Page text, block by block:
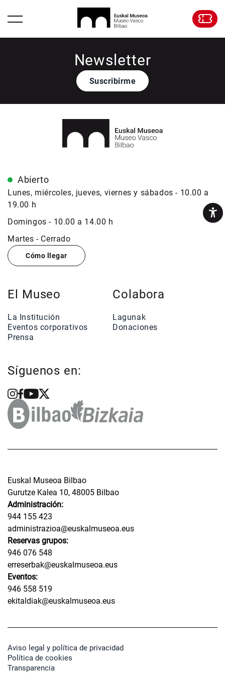
Newsletter
Suscribirme
Abierto
Lunes, miércoles, jueves, viernes y sábados - 10.00 a
19.00 h
Domingos - 10.00 a 14.00 h
Martes - Cerrado
Cómo llegar
El Museo
La Institución
Eventos corporativos
Prensa
Colabora
Lagunak
Donaciones
Síguenos en:
Euskal Museoa Bilbao
Gurutze Kalea 10, 48005 Bilbao
Administración:
944 155 423
administrazioa@euskalmuseoa.eus
Reservas grupos:
946 076 548
erreserbak@euskalmuseoa.eus
Eventos:
946 558 519
ekitaldiak@euskalmuseoa.eus
Aviso legal y política de privacidad
Política de cookies
Transparencia